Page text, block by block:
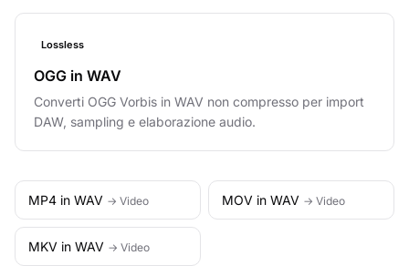
Lossless
OGG in WAV
Converti OGG Vorbis in WAV non compresso per import
DAW, sampling e elaborazione audio.
MP4 in WAV → Video MOV in WAV → Video
MKV in WAV → Video